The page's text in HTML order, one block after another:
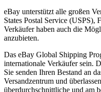
eBay unterstützt alle großen
States Postal Service
Verkäufer haben auch die
anzubieten.
Das eBay Global Shipping
internationale Verkäufer sein.
Sie senden Ihren Bestand an
Versandzentrum und
überdurchschnittliche und am